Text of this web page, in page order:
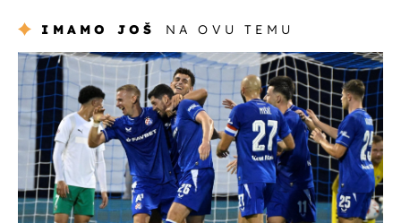
IMAMO JOŠ NA OVU TEMU
nogomet